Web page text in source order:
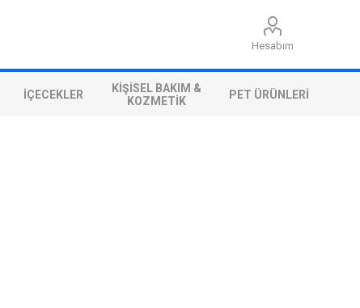
Hesabım
İÇECEKLER
KIŞISEL BAKIM &
KOZMETIK
PET ÜRÜNLERI